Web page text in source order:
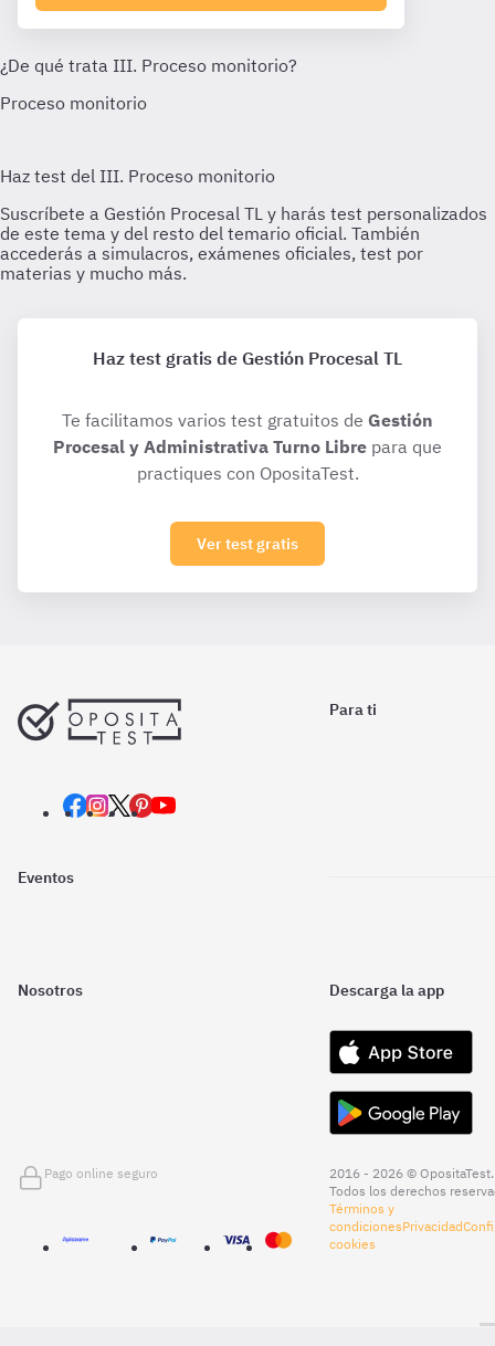
Haz test gratis de Gestión Procesal TL
Te facilitamos varios test gratuitos de Gestión
Procesal y Administrativa Turno Libre para que
practiques con OpositaTest.
Ver test gratis
Para ti
Eventos
Nosotros Descarga la app
Pago online seguro
2016 - 2026 © OpositaTest.
Todos los derechos
Términos y
condicionesPrivacidad
cookies